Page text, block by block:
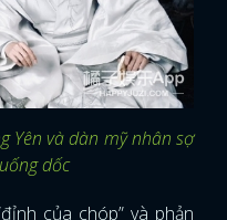
Yên và dàn mỹ nhân sợ
dốc
của chóp” và phản